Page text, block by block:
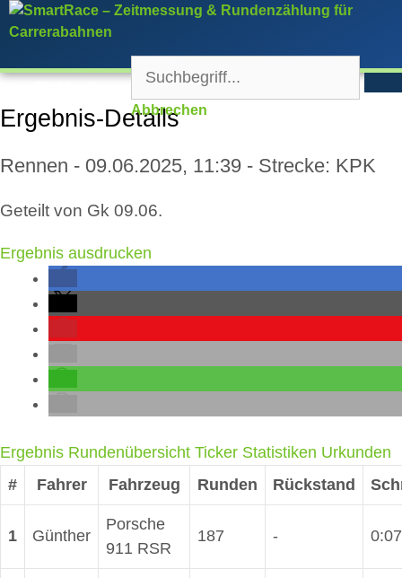
Zum
Inhalt
Abbrechen
Ergebnis-Details
Rennen - 09.06.2025, 11:39 - Strecke: KPK
Geteilt von Gk 09.06.
Ergebnis ausdrucken
Ergebnis Rundenübersicht Ticker Statistiken Urkunden
#
Fahrer Fahrzeug Runden Rückstand
1 Günther
Porsche
911 RSR
187 -